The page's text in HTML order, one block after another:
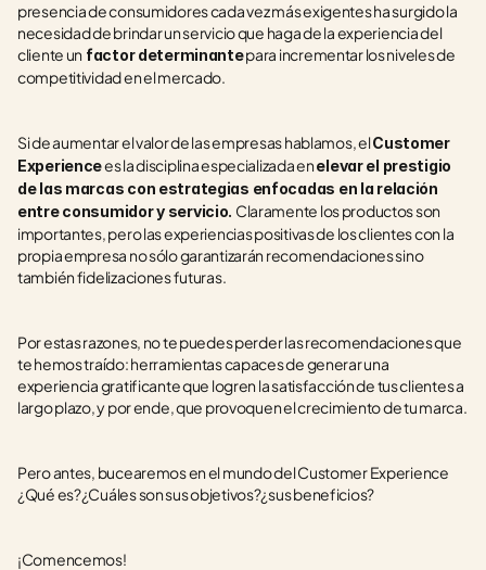
presencia de consumidores cada vez más exigentes ha surgido la
necesidad de brindar un servicio que haga de la experiencia del
cliente un factor determinante para incrementar los niveles de
competitividad en el mercado.
Si de aumentar el valor de las empresas hablamos, el Customer
Experience es la disciplina especializada en elevar el prestigio
de las marcas con estrategias enfocadas en la relación
entre consumidor y servicio. Claramente los productos son
importantes, pero las experiencias positivas de los clientes con la
propia empresa no sólo garantizarán recomendaciones sino
también fidelizaciones futuras.
Por estas razones, no te puedes perder las recomendaciones que
te hemos traído: herramientas capaces de generar una
experiencia gratificante que logren la satisfacción de tus clientes a
largo plazo, y por ende, que provoquen el crecimiento de tu marca.
Pero antes, bucearemos en el mundo del Customer Experience
¿Qué es?¿Cuáles son sus objetivos?¿sus beneficios?
¡Comencemos!